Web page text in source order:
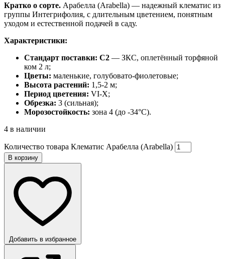
Кратко о сорте. Арабелла (Arabella) — надежный клематис из
группы Интегрифолия, с длительным цветением, понятным
уходом и естественной подачей в саду.
Характеристики:
Стандарт поставки: С2 — ЗКС, оплетённый торфяной
ком 2 л;
Цветы: маленькие, голубовато-фиолетовые;
Высота растений: 1,5-2 м;
Период цветения: VI-X;
Обрезка: 3 (сильная);
Морозостойкость: зона 4 (до -34°C).
4 в наличии
Количество товара Клематис Арабелла (Arabella)
В корзину
Добавить в избранное